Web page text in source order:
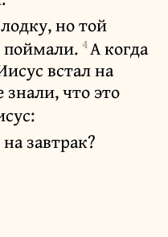
но той
поймали. 4А когда
встал на
знали, что это
завтрак?